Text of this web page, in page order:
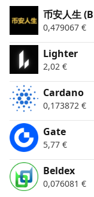
币安人生
0,479067 €
Lighter
2,02 €
Cardano
0,173872 €
Gate
5,77 €
Beldex
0,076081 €